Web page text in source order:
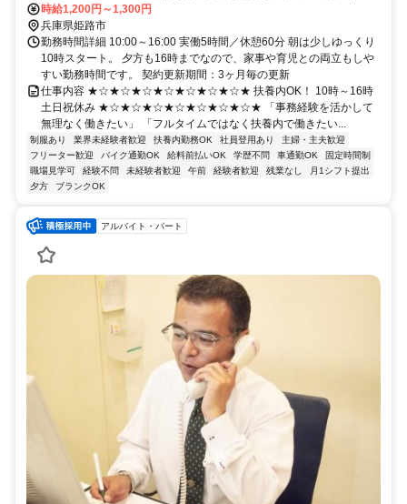
時給1,200円～1,300円
兵庫県姫路市
勤務時間詳細 10:00～16:00 実働5時間／休憩60分 朝は少しゆっくり
10時スタート。 夕方も16時までなので、家事や育児との両立もしや
すい勤務時間です。 契約更新期間：3ヶ月毎の更新
仕事内容 ★☆★☆★☆★☆★☆★☆★☆★ 扶養内OK！ 10時～16時
土日祝休み ★☆★☆★☆★☆★☆★☆★☆★ 「事務経験を活かして
無理なく働きたい」 「フルタイムではなく扶養内で働きたい...
制服あり 業界未経験者歓迎 扶養内勤務OK 社員登用あり
主婦・主夫歓迎
フリーター歓迎
バイク通勤OK 給料前払いOK 学歴不問 車通勤OK
固定時間制
職場見学可
経験不問 未経験者歓迎 午前 経験者歓迎 残業なし
月1シフト提出
夕方
ブランクOK
アルバイト・パート